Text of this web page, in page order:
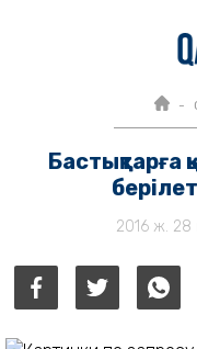
Бастықтарға
2016 ж. 28